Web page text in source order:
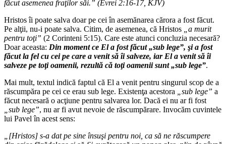
făcut asemenea fraţilor săi.” (Evrei 2:16-17, KJV)
Hristos îi poate salva doar pe cei în asemănarea cărora a fost făcut.
Pe alţii, nu-i poate salva. Citim, de asemenea, că Hristos „a murit
pentru toţi” (2 Corinteni 5:15). Care este atunci concluzia necesară?
Doar aceasta: Din moment ce El a fost făcut „sub lege”, şi a fost
făcut la fel cu cei pe care a venit să îi salveze, iar El a venit să îi
salveze pe toţi oamenii, rezultă că toţi oamenii sunt „sub lege”.
Mai mult, textul indică faptul că El a venit pentru singurul scop de a
răscumpăra pe cei ce erau sub lege. Existenţa acestora „sub lege” a
făcut necesară o acţiune pentru salvarea lor. Dacă ei nu ar fi fost
„sub lege”, nu ar fi avut nevoie de răscumpărare. Invocăm cuvintele
lui Pavel în acest sens:
„[Hristos] s-a dat pe sine însuşi pentru noi, ca să ne răscumpere